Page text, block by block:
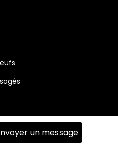
un message